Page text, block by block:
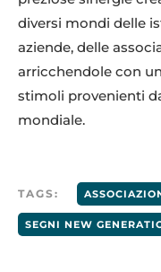
diversi mondi delle
aziende, delle
arricchendole con
stimoli provenienti
mondiale.
TAGS:
SEGNI NEW